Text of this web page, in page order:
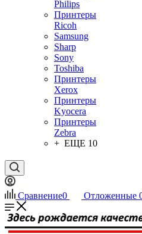
Philips
Принтеры
Ricoh
Samsung
Sharp
Sony
Toshiba
Принтеры
Xerox
Принтеры
Kyocera
Принтеры
Zebra
+ ЕЩЕ 10
Сравнение0 Отложенные